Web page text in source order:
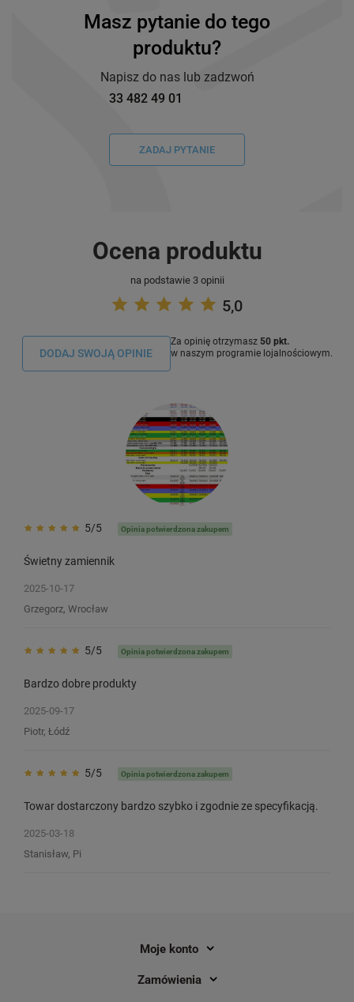
Masz pytanie do tego
produktu?
Napisz do nas lub zadzwoń
33 482 49 01
ZADAJ PYTANIE
Ocena produktu
na podstawie 3 opinii
5,0
DODAJ SWOJĄ OPINIE
Za opinię otrzymasz 50 pkt.
w naszym programie lojalnościowym.
5/5 Opinia potwierdzona zakupem
Świetny zamiennik
2025-10-17
Grzegorz, Wrocław
5/5 Opinia potwierdzona zakupem
Bardzo dobre produkty
2025-09-17
Piotr, Łódź
5/5 Opinia potwierdzona zakupem
Towar dostarczony bardzo szybko i zgodnie ze specyfikacją.
2025-03-18
Stanisław, Pi
Moje konto
Zamówienia